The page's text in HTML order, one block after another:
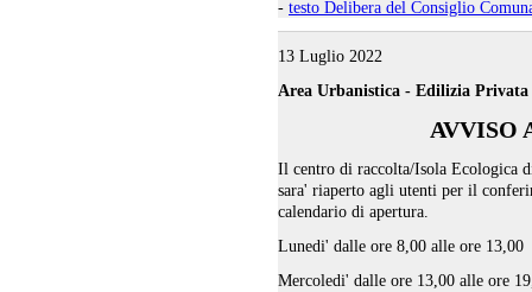
- testo Delibera del Consiglio
13 Luglio 2022
Area Urbanistica - Edilizia Privata
AVVISO
Il centro di raccolta/Isola Ecologica
sara' riaperto agli utenti per il
calendario di apertura.
Lunedi' dalle ore 8,00 alle ore 13,00
Mercoledi' dalle ore 13,00 alle ore